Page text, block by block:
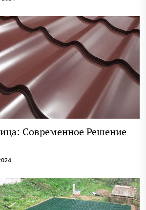
Современное Решение